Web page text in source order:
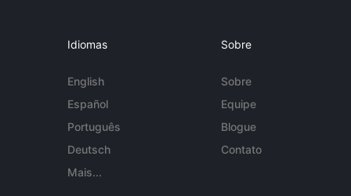
Idiomas
English
Español
Português
Deutsch
Mais...
Sobre
Sobre
Equipe
Blogue
Contato